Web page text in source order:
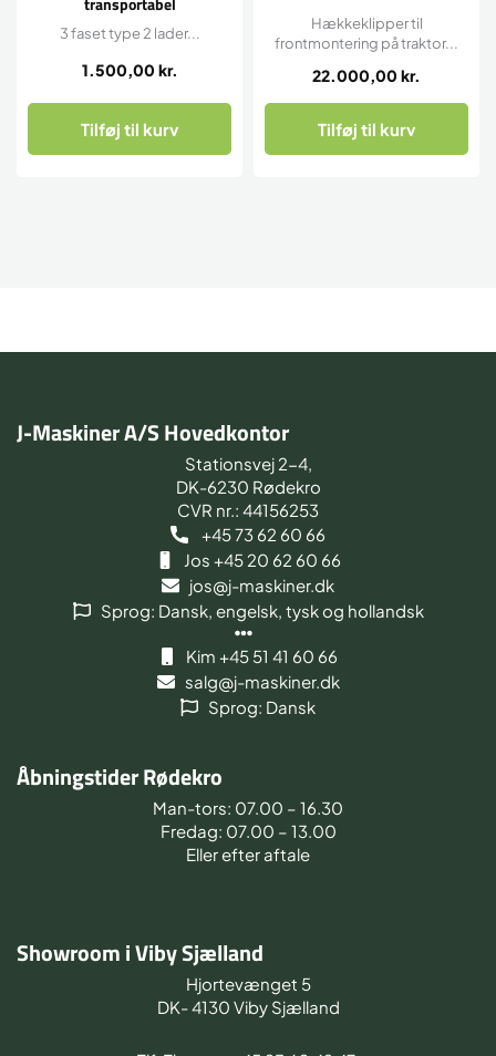
1.500,00 kr.
3 faset type 2 lader...
Tilføj til kurv
22.000,00 kr.
Hækkeklipper til
frontmontering på traktor...
Tilføj til kurv
J-Maskiner A/S Hovedkontor
Stationsvej 2-4,
DK-6230 Rødekro
CVR nr.: 44156253
+45 73 62 60 66
Jos +45 20 62 60 66
jos@j-maskiner.dk
Sprog: Dansk, engelsk, tysk og hollandsk
Kim +45 51 41 60 66
salg@j-maskiner.dk
Sprog: Dansk
Åbningstider Rødekro
Man-tors: 07.00 – 16.30
Fredag: 07.00 – 13.00
Eller efter aftale
Showroom i Viby Sjælland
Hjortevænget 5
DK- 4130 Viby Sjælland